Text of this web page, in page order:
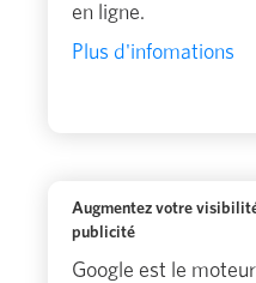
en ligne.
Plus d'infomations
Augmentez votre
publicité
Google est le